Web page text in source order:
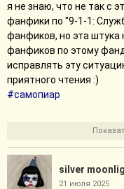
я не знаю, что не так с
фанфики по "9-1-1:
фанфиков, но эта штука
фанфиков по этому
исправлять эту
приятного чтения :)
#самопиар
silver
21 июля 2025